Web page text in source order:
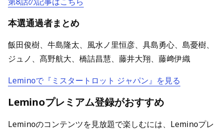
本選通過者まとめ
飯田俊樹、牛島隆太、風水ノ里恒彦、具島勇心、島憂樹、
ジュノ、髙野航大、橋詰昌慧、藤井大翔、藤﨑伊織
Leminoで『ミスタートロット ジャパン』を見る
Leminoプレミアム登録がおすすめ
Leminoのコンテンツを見放題で楽しむには、Leminoプレ